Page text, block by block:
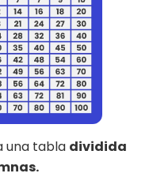
una tabla dividida